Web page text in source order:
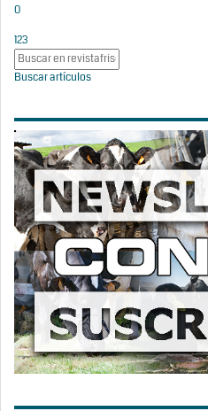
0
123
Buscar artículos